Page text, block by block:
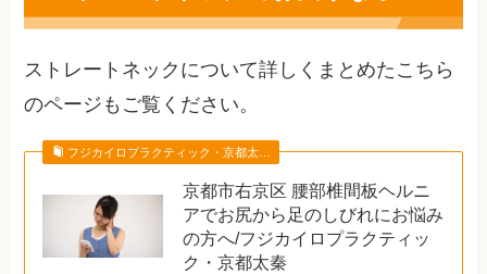
ストレートネックについて詳しくまとめたこちら
のページもご覧ください。
フジカイロプラクティック・京都太…
京都市右京区 腰部椎間板ヘルニ
アでお尻から足のしびれにお悩み
の方へ/フジカイロプラクティッ
ク・京都太秦